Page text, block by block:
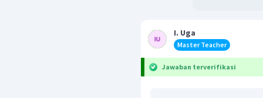
I. Uga
Master Teacher
Jawaban terverifikasi